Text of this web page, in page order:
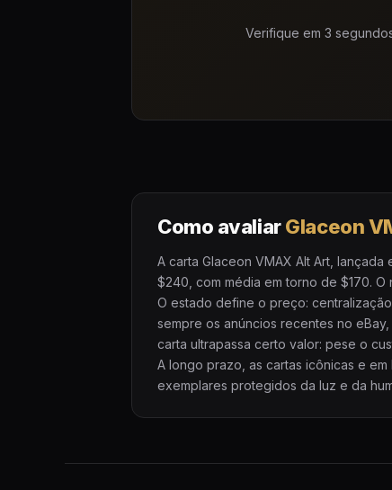
Verifique em 3
Como avaliarGlaceon
A carta Glaceon VMAX Alt Art,
$240, com média em torno de $170.
O estado define o preço:
sempre os anúncios recentes no
carta ultrapassa certo valor: pese o
A longo prazo, as cartas icônicas e
exemplares protegidos da luz e da